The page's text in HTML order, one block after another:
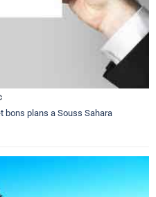
bons plans a Souss Sahara